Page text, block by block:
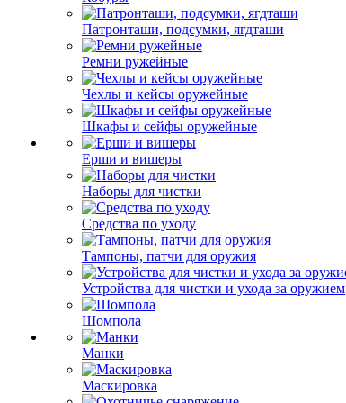
Патронташи, подсумки, ягдташи
Ремни ружейные
Чехлы и кейсы оружейные
Шкафы и сейфы оружейные
Ерши и вишеры
Наборы для чистки
Средства по уходу
Тампоны, патчи для оружия
Устройства для чистки и ухода за оружием
Шомпола
Манки
Маскировка